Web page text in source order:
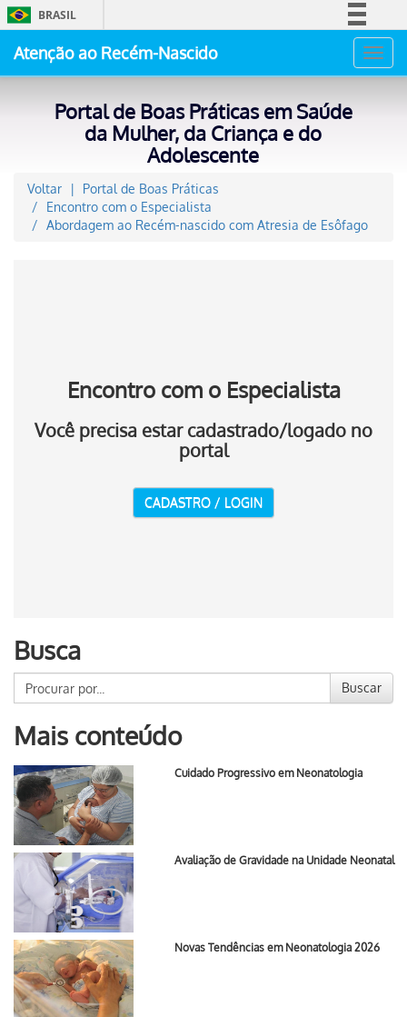
BRASIL
Acesso à informação
Atenção ao Recém-Nascido
Portal de Boas Práticas em Saúde
da Mulher, da Criança e do
Adolescente
Voltar
Portal de Boas Práticas
Encontro com o Especialista
Abordagem ao Recém-nascido com Atresia de Esôfago
Encontro com o Especialista
Você precisa estar cadastrado/logado no
portal
CADASTRO / LOGIN
Busca
Buscar
Mais conteúdo
Cuidado Progressivo em Neonatologia
Avaliação de Gravidade na Unidade Neonatal
Novas Tendências em Neonatologia 2026